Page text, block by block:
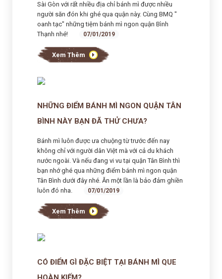
Sài Gòn với rất nhiều địa chỉ bánh mì được nhiều
người săn đón khi ghé qua quận này. Cùng BMQ "
oanh tạc" những tiệm bánh mì ngon quận Bình
Thạnh nhé!
07/01/2019
Xem Thêm
NHỮNG ĐIỂM BÁNH MÌ NGON QUẬN TÂN
BÌNH NÀY BẠN ĐÃ THỬ CHƯA?
Bánh mì luôn được ưa chuộng từ trước đến nay
không chỉ với người dân Việt mà với cả du khách
nước ngoài. Và nếu đang vi vu tại quận Tân Bình thì
bạn nhớ ghé qua những điểm bánh mì ngon quận
Tân Bình dưới đây nhé. Ăn một lần là bảo đảm ghiền
luôn đó nha.
07/01/2019
Xem Thêm
CÓ ĐIỂM GÌ ĐẶC BIỆT TẠI BÁNH MÌ QUE